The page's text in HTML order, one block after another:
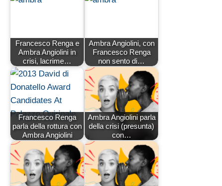
Francesco Renga e
Ambra Angiolini in
crisi, lacrime…
Ambra Angiolini, con
Francesco Renga
non sento di…
Francesco Renga
parla della rottura con
Ambra Angiolini
Ambra Angiolini parla
della crisi (presunta)
con…